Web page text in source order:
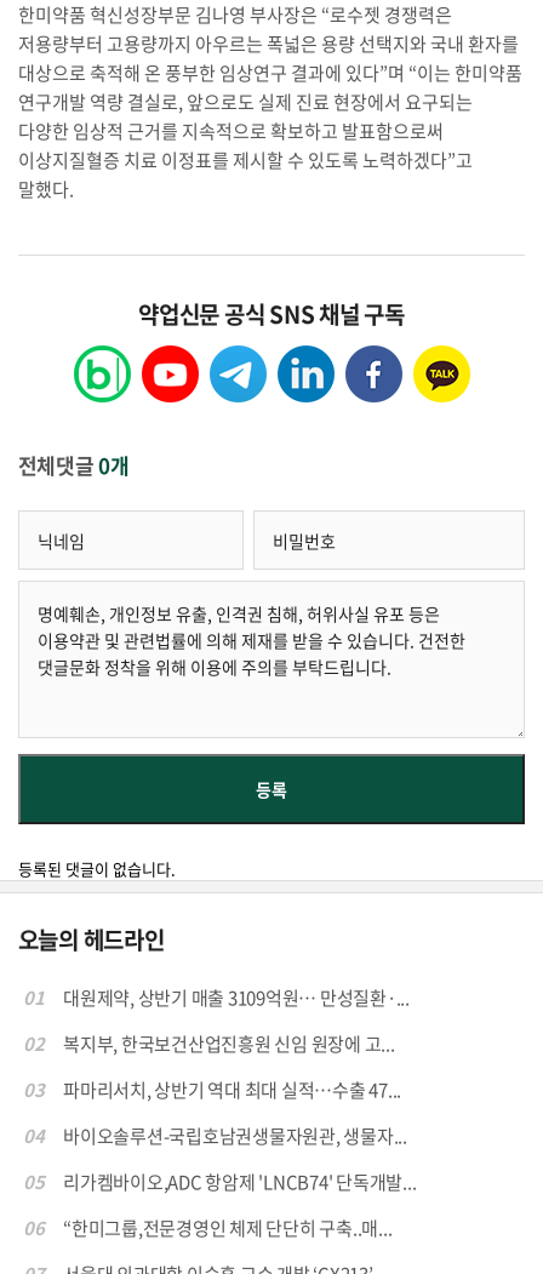
한미약품 혁신성장부문 김나영 부사장은 “로수젯 경쟁력은
저용량부터 고용량까지 아우르는 폭넓은 용량 선택지와 국내 환자를
대상으로 축적해 온 풍부한 임상연구 결과에 있다”며 “이는 한미약품
연구개발 역량 결실로, 앞으로도 실제 진료 현장에서 요구되는
다양한 임상적 근거를 지속적으로 확보하고 발표함으로써
이상지질혈증 치료 이정표를 제시할 수 있도록 노력하겠다”고
말했다.
약업신문 공식 SNS 채널 구독
전체댓글0개
등록된 댓글이 없습니다.
오늘의 헤드라인
01
대원제약, 상반기 매출 3109억원… 만성질환·...
02
복지부, 한국보건산업진흥원 신임 원장에 고...
03
파마리서치, 상반기 역대 최대 실적…수출 47...
04
바이오솔루션-국립호남권생물자원관, 생물자...
05
리가켐바이오,ADC 항암제 'LNCB74' 단독개발...
06
“한미그룹,전문경영인 체제 단단히 구축..매...